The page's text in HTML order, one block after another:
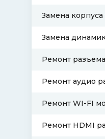
Замена
Замена
Ремонт
Ремонт аудио
Ремонт WI-FI
Ремонт HDMI